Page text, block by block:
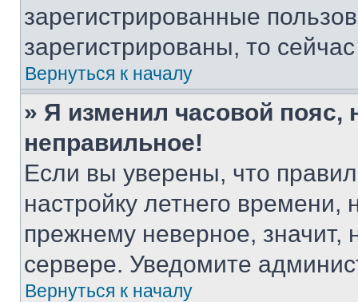
зарегистрированные
зарегистрированы, то
Вернуться к началу
» Я изменил часовой пояс,
неправильное!
Если вы уверены, что
настройку летнего
прежнему неверное, значит,
сервере. Уведомите
Вернуться к началу